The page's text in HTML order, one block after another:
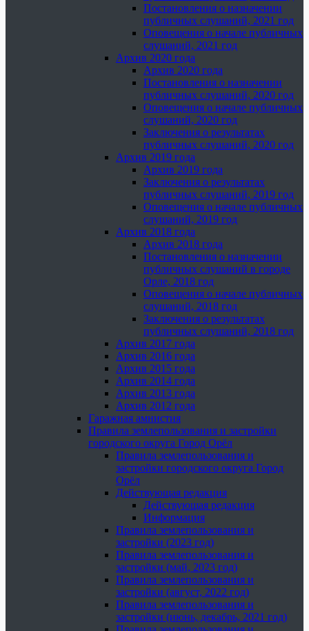
Постановления о назначении
публичных слушаний, 2021 год
Оповещения о начале публичных
слушаний, 2021 год
Архив 2020 года
Архив 2020 года
Постановления о назначении
публичных слушаний, 2020 год
Оповещения о начале публичных
слушаний, 2020 год
Заключения о результатах
публичных слушаний, 2020 год
Архив 2019 года
Архив 2019 года
Заключения о результатах
публичных слушаний, 2019 год
Оповещения о начале публичных
слушаний, 2019 год
Архив 2018 года
Архив 2018 года
Постановления о назначении
публичных слушаний в городе
Орле, 2018 год
Оповещения о начале публичных
слушаний, 2018 год
Заключения о результатах
публичных слушаний, 2018 год
Архив 2017 года
Архив 2016 года
Архив 2015 года
Архив 2014 года
Архив 2013 года
Архив 2012 года
Гаражная амнистия
Правила землепользования и застройки
городского округа Город Орёл
Правила землепользования и
застройки городского округа Город
Орёл
Действующая редакция
Действующая редакция
Информация
Правила землепользования и
застройки (2023 год)
Правила землепользования и
застройки (май, 2023 год)
Правила землепользования и
застройки (август, 2022 год)
Правила землепользования и
застройки (июнь, декабрь, 2021 год)